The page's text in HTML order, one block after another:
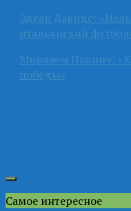
Эдгар Давидс:
итальянский
Миралем Пьянич:
победы»
Самое интересное